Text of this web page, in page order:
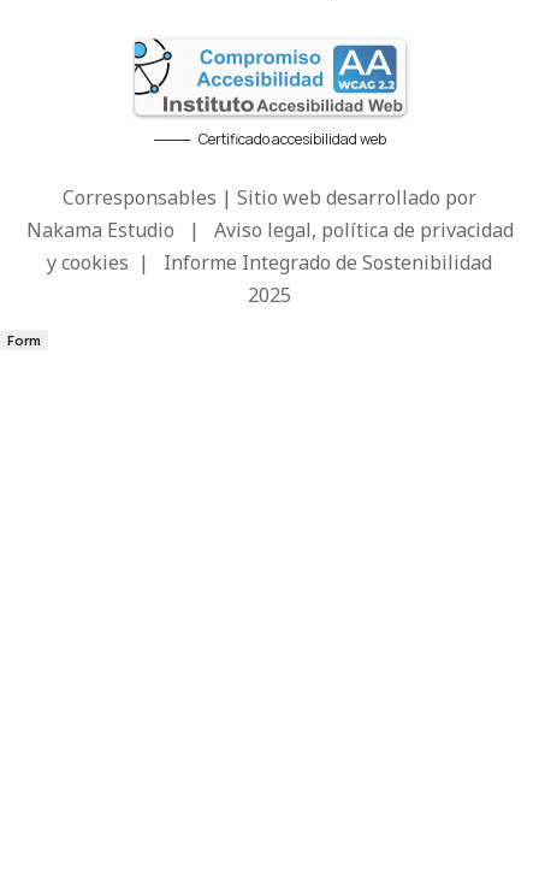
Certificado accesibilidad web
Corresponsables | Sitio web desarrollado por
Nakama Estudio | Aviso legal, política de privacidad
y cookies | Informe Integrado de Sostenibilidad
2025
Form